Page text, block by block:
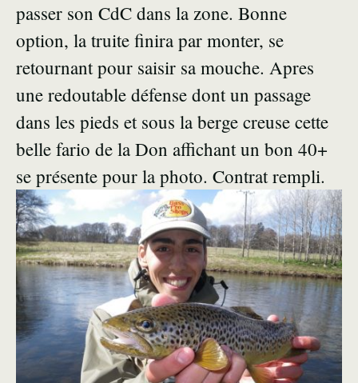
passer son CdC dans la zone. Bonne
option, la truite finira par monter, se
retournant pour saisir sa mouche. Apres
une redoutable défense dont un passage
dans les pieds et sous la berge creuse cette
belle fario de la Don affichant un bon 40+
se présente pour la photo. Contrat rempli.